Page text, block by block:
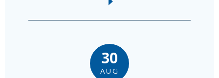
30
AUG